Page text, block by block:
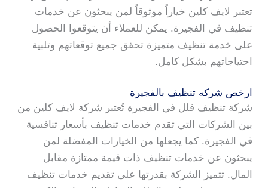
تعتبر لايف كلين خياراً موثوقاً لمن يبحثون عن خدمات
تنظيف في الفجيرة. يمكن للعملاء أن يتوقعوا الحصول
على خدمة تنظيف متميزة تحقق جميع توقعاتهم وتلبية
احتياجاتهم بشكل كامل.
ارخص شركه تنظيف بالفجيرة
شركة تنظيف فلل في الفجيرة تُعتبر شركة لايف كلين من
بين الشركات التي تقدم خدمات تنظيف بأسعار تنافسية
في الفجيرة. كما يجعلها من الخيارات المفضلة لمن
يبحثون عن خدمات تنظيف ذات قيمة ممتازة مقابل
المال. تتميز الشركة بقدرتها على تقديم خدمات تنظيف